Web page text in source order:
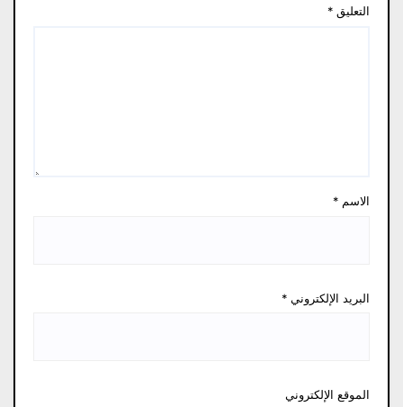
التعليق *
الاسم *
البريد الإلكتروني *
الموقع الإلكتروني